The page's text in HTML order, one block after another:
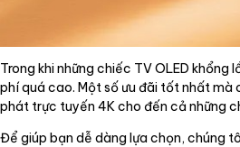
Trong khi những chiếc TV OLED
phí quá cao. Một số ưu đãi tốt nhất
phát trực tuyến 4K cho đến cả những
Để giúp bạn dễ dàng lựa chọn, chúng